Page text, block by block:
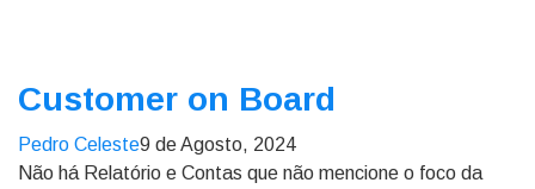
Customer on Board
Pedro Celeste9 de Agosto, 2024
Não há Relatório e Contas que não mencione o foco da